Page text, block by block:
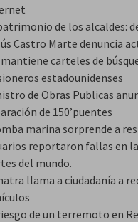
de los alcaldes:
Castro Marte denuncia
mantiene carteles de
estadounidenses
de Obras Publicas
de 150’puentes
marina sorprende a
reportaron fallas en
del mundo.
llama a ciudadanía a
de un terremoto en